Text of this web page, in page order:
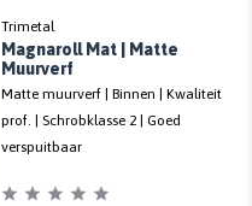
Trimetal
Magnaroll Mat | Matte
Muurverf
Matte muurverf | Binnen | Kwaliteit
prof. | Schrobklasse 2 | Goed
verspuitbaar